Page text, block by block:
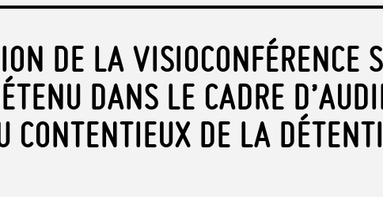
DE LA VISIOCONFÉRENCE
DANS LE CADRE
CONTENTIEUX DE LA